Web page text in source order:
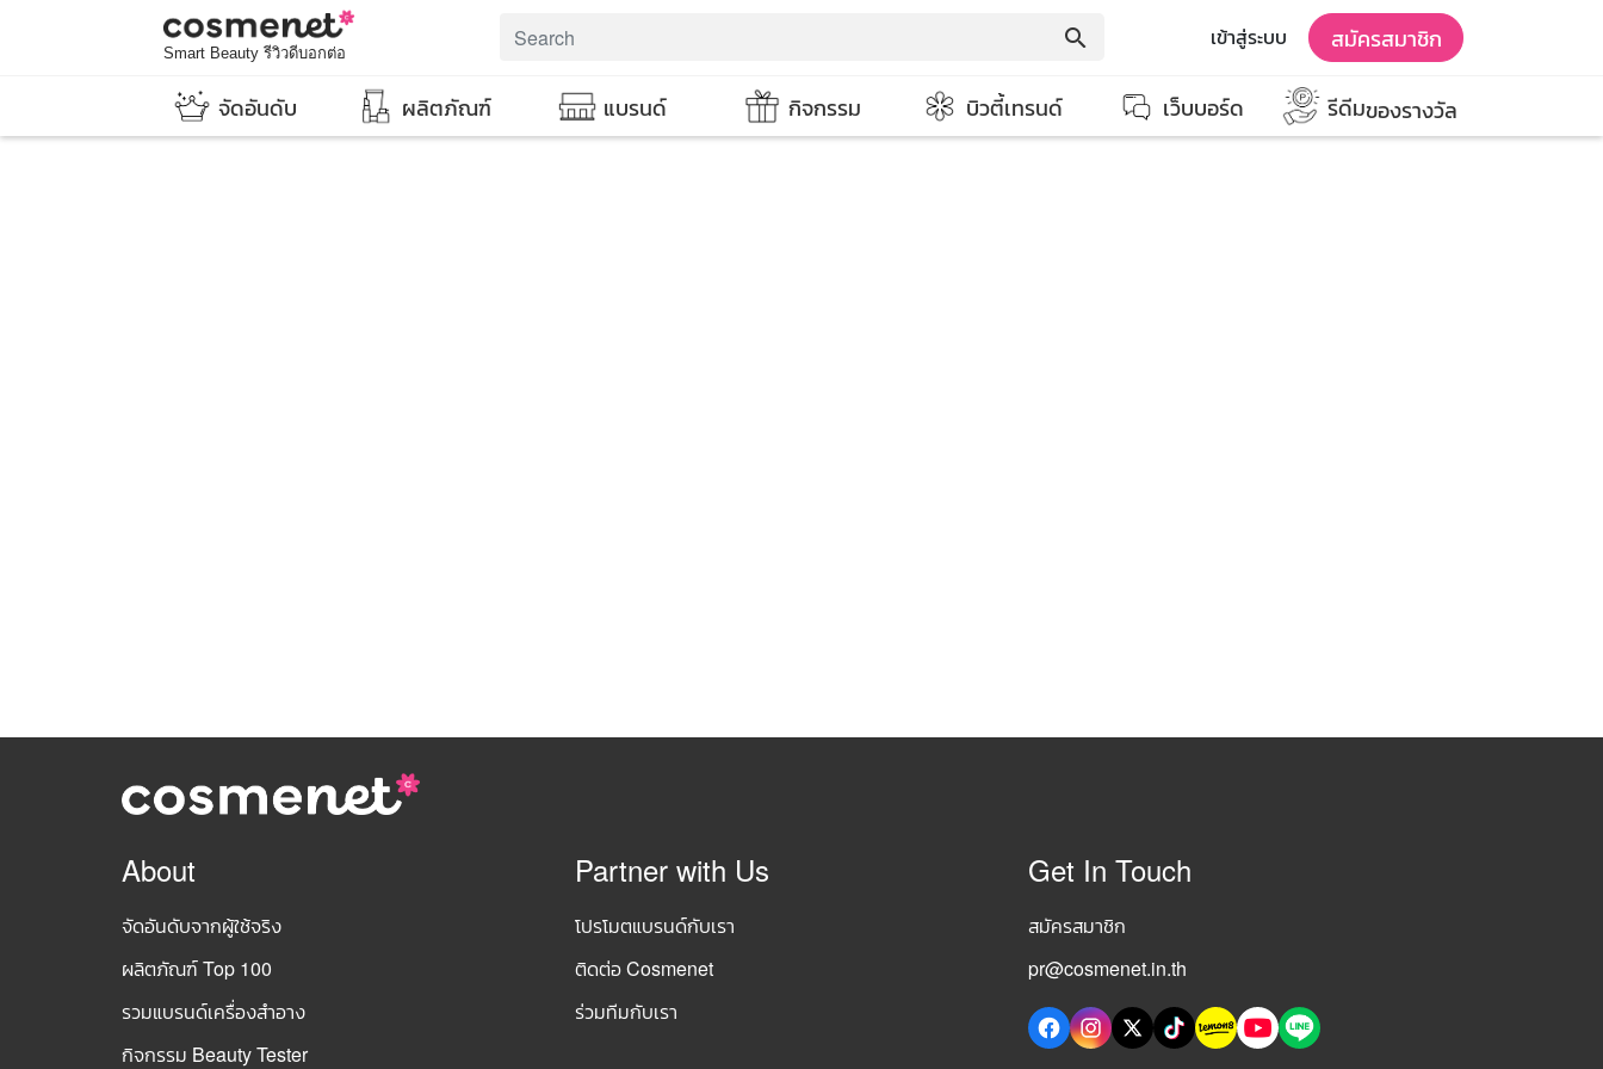
Smart Beauty รีวิวดีบอกต่อ
search เข้าสู่ระบบ สมัครสมาชิก
จัดอันดับ ผลิตภัณฑ์ แบรนด์ กิจกรรม บิวตี้เทรนด์ เว็บบอร์ด รีดีมของรางวัล
About
จัดอันดับจากผู้ใช้จริง
ผลิตภัณฑ์ Top 100
รวมแบรนด์เครื่องสำอาง
กิจกรรม Beauty Tester
Partner with Us
โปรโมตแบรนด์กับเรา
ติดต่อ Cosmenet
ร่วมทีมกับเรา
Get In Touch
สมัครสมาชิก
pr@cosmenet.in.th